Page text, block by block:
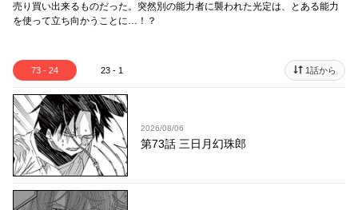
売り買い出来るものだった。突然別の能力者に襲われた光定は、とある能力
を使って立ち向かうことに…！？
73 - 24 23 - 1 1話から
2026/08/06
第73話 三日月幻珠郎